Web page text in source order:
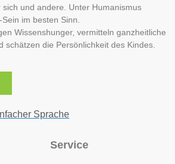
sich und andere. Unter Humanismus
im besten Sinn.
Wissenshunger, vermitteln ganzheitliche
schätzen die Persönlichkeit des Kindes.
Sprache
Service